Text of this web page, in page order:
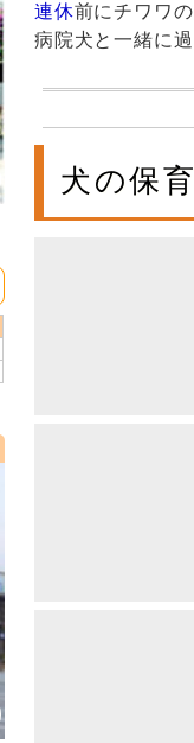
連休前にチワワ
病院犬と一緒に
犬の保